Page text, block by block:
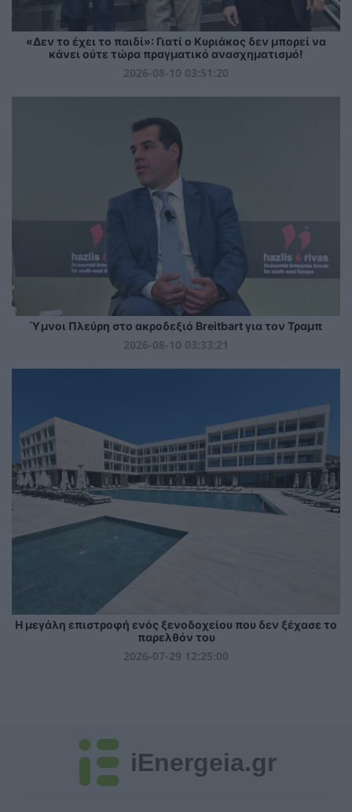
«Δεν το έχει το παιδί»: Γιατί ο Κυριάκος δεν μπορεί να
κάνει ούτε τώρα πραγματικό ανασχηματισμό!
2026-08-10 03:51:20
Ύμνοι Πλεύρη στο ακροδεξιό Breitbart για τον Τραμπ
2026-08-10 03:33:21
Η μεγάλη επιστροφή ενός ξενοδοχείου που δεν ξέχασε το
παρελθόν του
2026-07-29 12:25:00
iEnergeia.gr